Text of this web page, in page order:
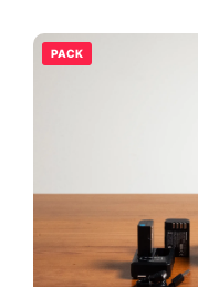
PACK